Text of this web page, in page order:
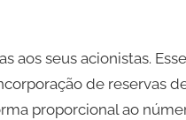
aos seus acionistas. Esse
de reservas
proporcional ao